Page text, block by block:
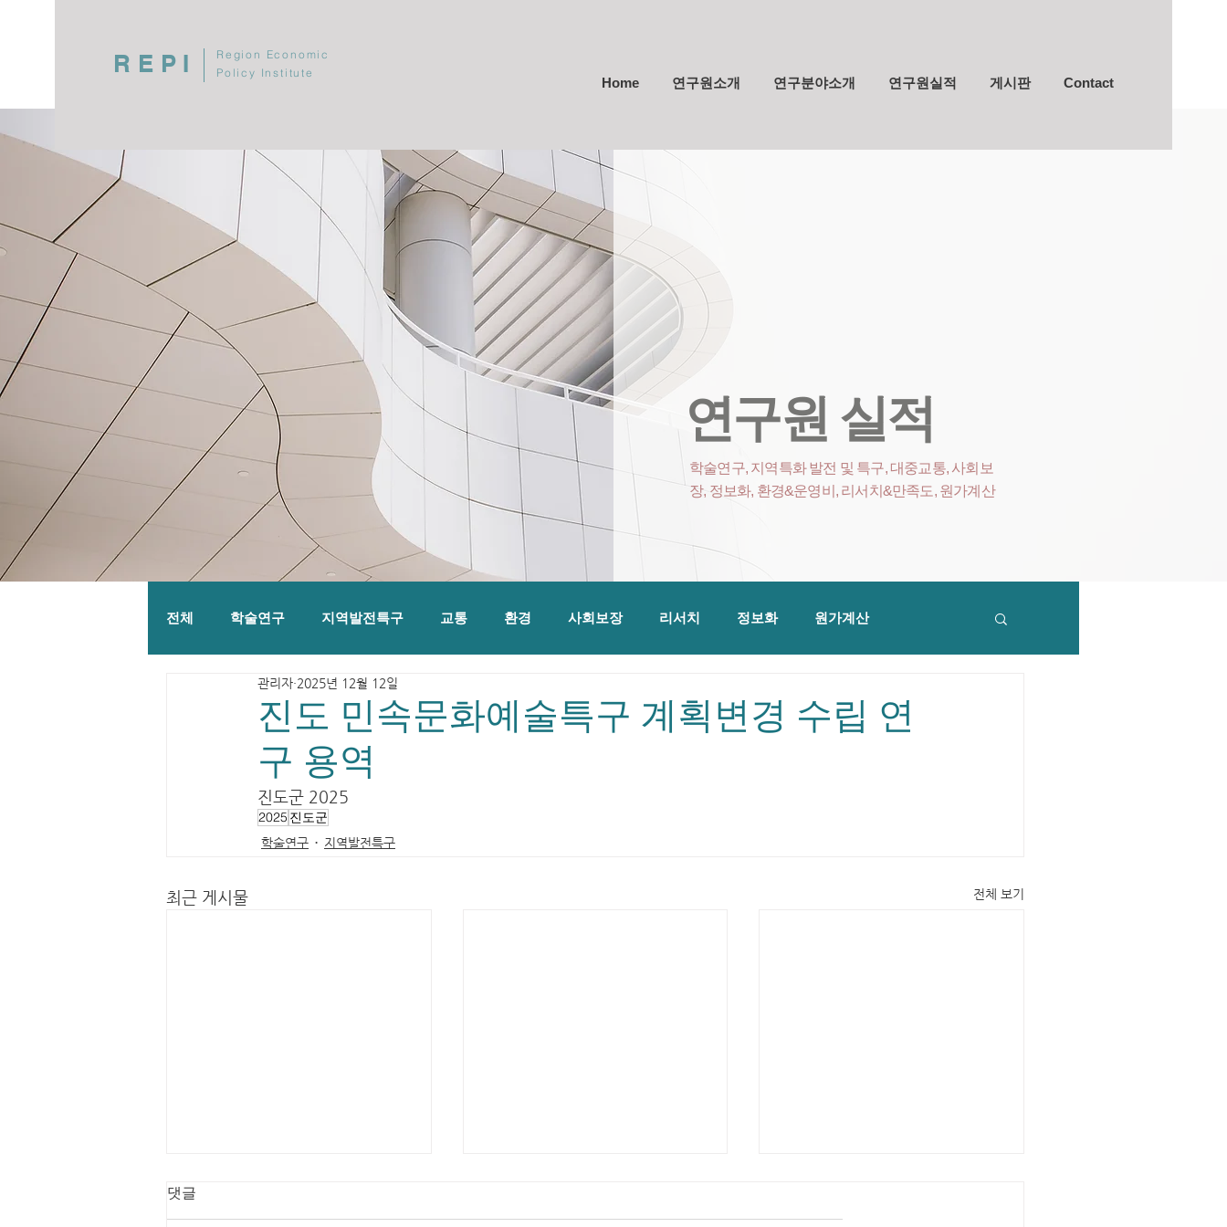
REPI
Region Economic
Policy Institute
Home 연구원소개 연구분야소개 연구원실적 게시판 Contact
전체 학술연구 지역발전특구 교통 환경 사회보장 리서치 정보화 원가계산
진도 민속문화예술특구 계획변경 수립 연
구 용역
관리자 2025년 12월 12일
진도군 2025
2025 진도군
학술연구 지역발전특구
최근 게시물 전체 보기
댓글
연구원 실적
학술연구, 지역특화 발전 및 특구, 대중교통, 사회보
장, 정보화, 환경&운영비 , 리서치&만족도, 원가계산